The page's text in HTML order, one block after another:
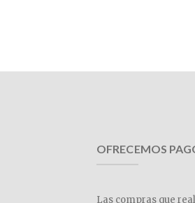
OFRECEMOS
Las compras que